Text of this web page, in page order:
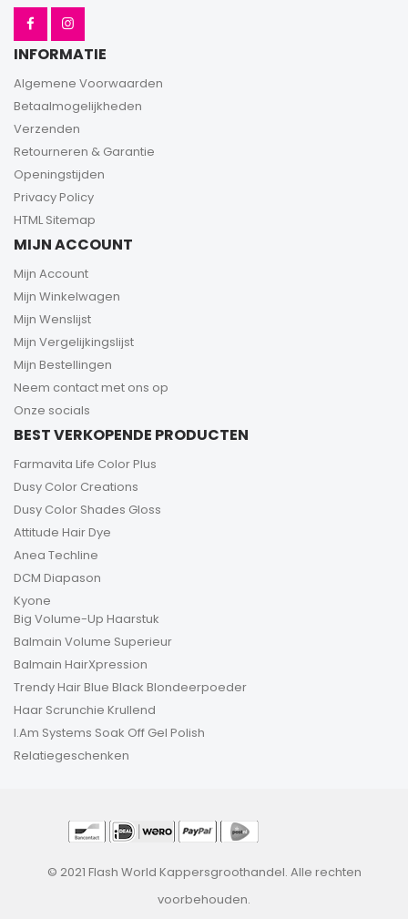
INFORMATIE
Algemene Voorwaarden
Betaalmogelijkheden
Verzenden
Retourneren & Garantie
Openingstijden
Privacy Policy
HTML Sitemap
MIJN ACCOUNT
Mijn Account
Mijn Winkelwagen
Mijn Wenslijst
Mijn Vergelijkingslijst
Mijn Bestellingen
Neem contact met ons op
Onze socials
BEST VERKOPENDE PRODUCTEN
Farmavita Life Color Plus
Dusy Color Creations
Dusy Color Shades Gloss
Attitude Hair Dye
Anea Techline
DCM Diapason
Kyone
Big Volume-Up Haarstuk
Balmain Volume Superieur
Balmain HairXpression
Trendy Hair Blue Black Blondeerpoeder
Haar Scrunchie Krullend
I.Am Systems Soak Off Gel Polish
Relatiegeschenken
© 2021 Flash World Kappersgroothandel. Alle rechten
voorbehouden.